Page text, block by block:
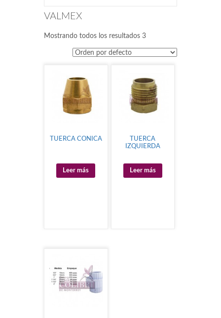
VALMEX
Mostrando todos los resultados 3
TUERCA CONICA
Leer más
TUERCA
IZQUIERDA
Leer más